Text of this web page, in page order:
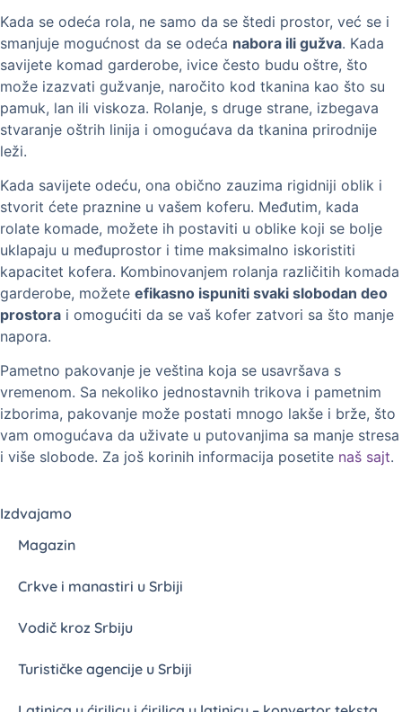
Kada se odeća rola, ne samo da se štedi prostor, već se i
smanjuje mogućnost da se odeća nabora ili gužva. Kada
savijete komad garderobe, ivice često budu oštre, što
može izazvati gužvanje, naročito kod tkanina kao što su
pamuk, lan ili viskoza. Rolanje, s druge strane, izbegava
stvaranje oštrih linija i omogućava da tkanina prirodnije
leži.
Kada savijete odeću, ona obično zauzima rigidniji oblik i
stvorit ćete praznine u vašem koferu. Međutim, kada
rolate komade, možete ih postaviti u oblike koji se bolje
uklapaju u međuprostor i time maksimalno iskoristiti
kapacitet kofera. Kombinovanjem rolanja različitih komada
garderobe, možete efikasno ispuniti svaki slobodan deo
prostora i omogućiti da se vaš kofer zatvori sa što manje
napora.
Pametno pakovanje je veština koja se usavršava s
vremenom. Sa nekoliko jednostavnih trikova i pametnim
izborima, pakovanje može postati mnogo lakše i brže, što
vam omogućava da uživate u putovanjima sa manje stresa
i više slobode. Za još korinih informacija posetite naš sajt.
Izdvajamo
Magazin
Crkve i manastiri u Srbiji
Vodič kroz Srbiju
Turističke agencije u Srbiji